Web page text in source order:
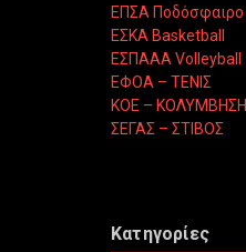
ΕΠΣΑ Ποδόσφαιρο
ΕΣΚΑ Basketball
ΕΣΠΑΑΑ Volleyball
ΕΦΟΑ – ΤΕΝΙΣ
ΚΟΕ – ΚΟΛΥΜΒΗΣΗ
ΣΕΓΑΣ – ΣΤΙΒΟΣ
Κατηγορίες